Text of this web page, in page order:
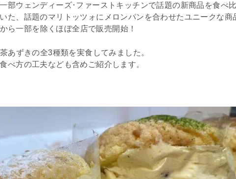
部ウェンディーズ･ファーストキッチンで話題の新商品を食べ
た、話題のマリトッツォにメロンパンを合わせたユニークな商
ら一部を除くほぼ全店で販売開始！
あずきの全3種類を実食してみました。
べ方の工夫なども含めご紹介します。